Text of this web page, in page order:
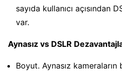
sayıda kullanıcı açısından
var.
Aynasız vs DSLR
Boyut. Aynasız